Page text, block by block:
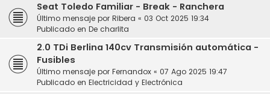
Seat Toledo Familiar - Break - Ranchera
Último mensaje por Ribera « 03 Oct 2025 19:34
Publicado en De charlita
2.0 TDi Berlina 140cv Transmisión automática -
Fusibles
Último mensaje por Fernandox « 07 Ago 2025 19:47
Publicado en Electricidad y Electrónica